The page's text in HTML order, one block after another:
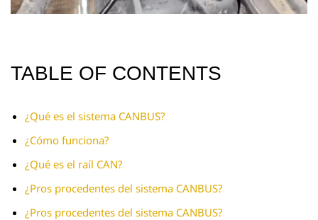
TABLE OF CONTENTS
¿Qué es el sistema CANBUS?
¿Cómo funciona?
¿Qué es el raíl CAN?
¿Pros procedentes del sistema CANBUS?
¿Pros procedentes del sistema CANBUS?